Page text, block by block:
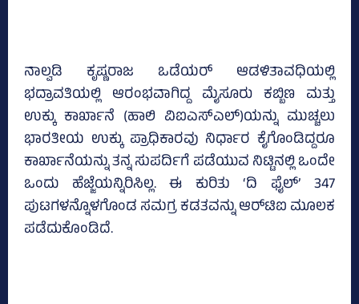
ನಾಲ್ವಡಿ ಕೃಷ್ಣರಾಜ ಒಡೆಯರ್‌ ಆಡಳಿತಾವಧಿಯಲ್ಲಿ
ಭದ್ರಾವತಿಯಲ್ಲಿ ಆರಂಭವಾಗಿದ್ದ ಮೈಸೂರು ಕಬ್ಬಿಣ ಮತ್ತು
ಉಕ್ಕು ಕಾರ್ಖಾನೆ (ಹಾಲಿ ವಿಐಎಸ್‌ಎಲ್‌)ಯನ್ನು ಮುಚ್ಚಲು
ಭಾರತೀಯ ಉಕ್ಕು ಪ್ರಾಧಿಕಾರವು ನಿರ್ಧಾರ ಕೈಗೊಂಡಿದ್ದರೂ
ಕಾರ್ಖಾನೆಯನ್ನು ತನ್ನ ಸುಪರ್ದಿಗೆ ಪಡೆಯುವ ನಿಟ್ಟಿನಲ್ಲಿ ಒಂದೇ
ಒಂದು ಹೆಜ್ಜೆಯನ್ನಿರಿಸಿಲ್ಲ. ಈ ಕುರಿತು ‘ದಿ ಫೈಲ್‌’ 347
ಪುಟಗಳನ್ನೊಳಗೊಂಡ ಸಮಗ್ರ ಕಡತವನ್ನು ಆರ್‌ಟಿಐ ಮೂಲಕ
ಪಡೆದುಕೊಂಡಿದೆ.